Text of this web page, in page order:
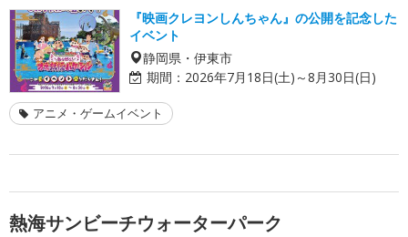
『映画クレヨンしんちゃん』の公開を記念した
イベント
静岡県・伊東市
期間： 2026年7月18日(土)～8月30日(日)
アニメ・ゲームイベント
熱海サンビーチウォーターパーク